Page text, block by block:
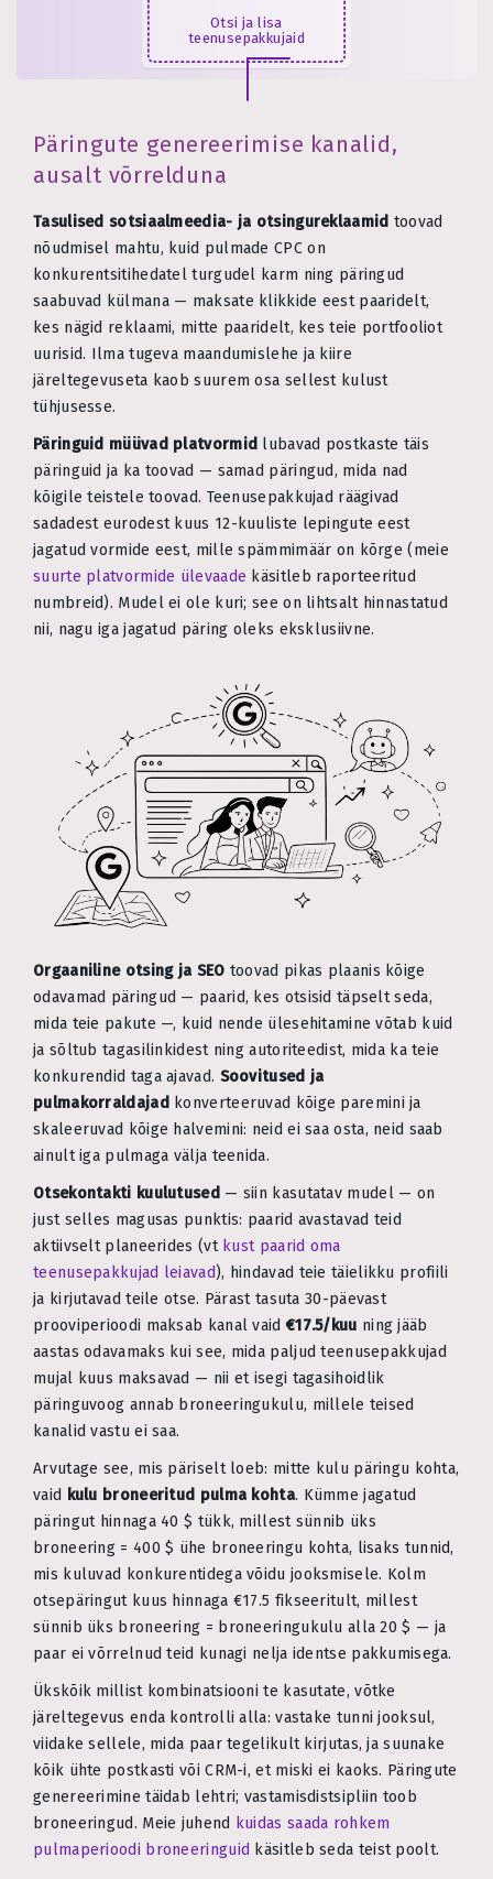
Otsi ja lisa
teenusepakkujaid
Päringute genereerimise kanalid,
ausalt võrrelduna
Tasulised sotsiaalmeedia- ja otsingureklaamid toovad
nõudmisel mahtu, kuid pulmade CPC on
konkurentsitihedatel turgudel karm ning päringud
saabuvad külmana — maksate klikkide eest paaridelt,
kes nägid reklaami, mitte paaridelt, kes teie portfooliot
uurisid. Ilma tugeva maandumislehe ja kiire
järeltegevuseta kaob suurem osa sellest kulust
tühjusesse.
Päringuid müüvad platvormid lubavad postkaste täis
päringuid ja ka toovad — samad päringud, mida nad
kõigile teistele toovad. Teenusepakkujad räägivad
sadadest eurodest kuus 12-kuuliste lepingute eest
jagatud vormide eest, mille spämmimäär on kõrge (meie
suurte platvormide ülevaade käsitleb raporteeritud
numbreid). Mudel ei ole kuri; see on lihtsalt hinnastatud
nii, nagu iga jagatud päring oleks eksklusiivne.
Orgaaniline otsing ja SEO toovad pikas plaanis kõige
odavamad päringud — paarid, kes otsisid täpselt seda,
mida teie pakute —, kuid nende ülesehitamine võtab kuid
ja sõltub tagasilinkidest ning autoriteedist, mida ka teie
konkurendid taga ajavad. Soovitused ja
pulmakorraldajad konverteeruvad kõige paremini ja
skaleeruvad kõige halvemini: neid ei saa osta, neid saab
ainult iga pulmaga välja teenida.
Otsekontakti kuulutused — siin kasutatav mudel — on
just selles magusas punktis: paarid avastavad teid
aktiivselt planeerides (vt kust paarid oma
teenusepakkujad leiavad), hindavad teie täielikku profiili
ja kirjutavad teile otse. Pärast tasuta 30-päevast
prooviperioodi maksab kanal vaid €17.5/kuu ning jääb
aastas odavamaks kui see, mida paljud teenusepakkujad
mujal kuus maksavad — nii et isegi tagasihoidlik
päringuvoog annab broneeringukulu, millele teised
kanalid vastu ei saa.
Arvutage see, mis päriselt loeb: mitte kulu päringu kohta,
vaid kulu broneeritud pulma kohta. Kümme jagatud
päringut hinnaga 40 $ tükk, millest sünnib üks
broneering = 400 $ ühe broneeringu kohta, lisaks tunnid,
mis kuluvad konkurentidega võidu jooksmisele. Kolm
otsepäringut kuus hinnaga €17.5 fikseeritult, millest
sünnib üks broneering = broneeringukulu alla 20 $ — ja
paar ei võrrelnud teid kunagi nelja identse pakkumisega.
Ükskõik millist kombinatsiooni te kasutate, võtke
järeltegevus enda kontrolli alla: vastake tunni jooksul,
viidake sellele, mida paar tegelikult kirjutas, ja suunake
kõik ühte postkasti või CRM-i, et miski ei kaoks. Päringute
genereerimine täidab lehtri; vastamisdistsipliin toob
broneeringud. Meie juhend kuidas saada rohkem
pulmaperioodi broneeringuid käsitleb seda teist poolt.